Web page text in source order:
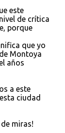
este
de crítica
porque
que yo
Montoya
años
a este
ciudad
miras!